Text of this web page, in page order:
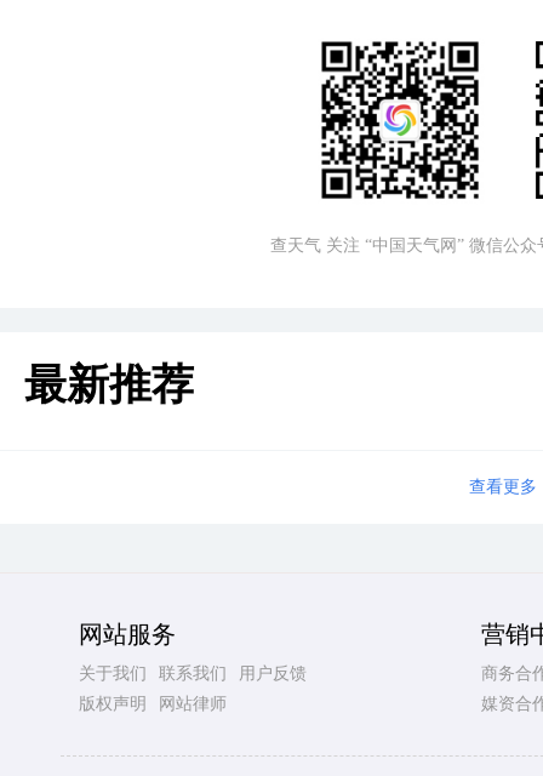
查天气 关注 “中国天气网” 微信公众
最新推荐
查看更多
网站服务
关于我们 联系我们
用户反馈
版权声明
网站律师
营销
商务合
媒资合